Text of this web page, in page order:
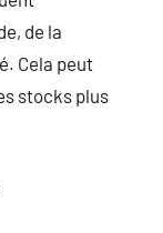
de la
Cela peut
stocks plus